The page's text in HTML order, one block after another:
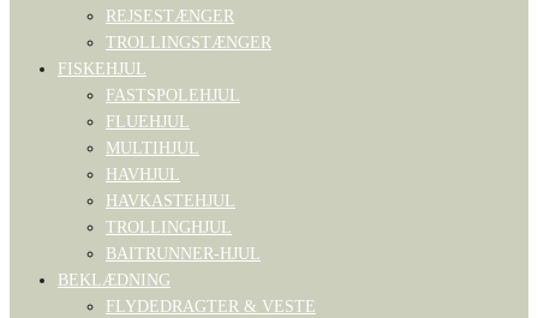
REJSESTÆNGER
TROLLINGSTÆNGER
FISKEHJUL
FASTSPOLEHJUL
FLUEHJUL
MULTIHJUL
HAVHJUL
HAVKASTEHJUL
TROLLINGHJUL
BAITRUNNER-HJUL
BEKLÆDNING
FLYDEDRAGTER & VESTE